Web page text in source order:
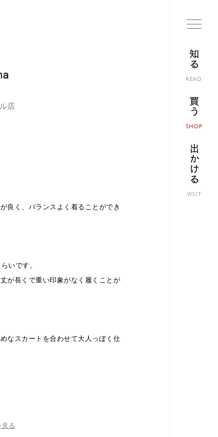
知る
READ
買う
SHOP
出かける
VISIT
店
良く、バランスよく着ることができ
いです。
が長くで重い印象がなく履くことが
なスカートを合わせて大人っぽく仕
見る